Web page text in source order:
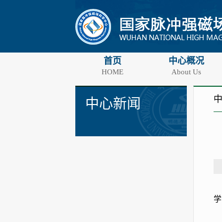
首页
HOME
中心概况
About Us
中心新闻